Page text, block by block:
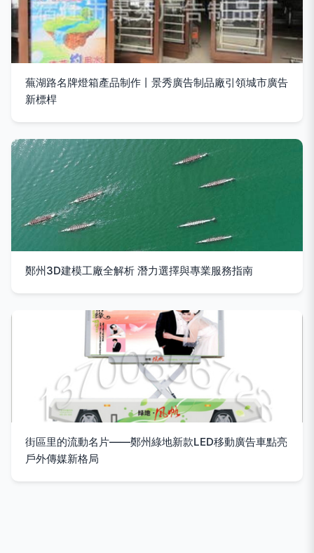
蕪湖路名牌燈箱產品制作丨景秀廣告制品廠引領城市廣告
新標桿
鄭州3D建模工廠全解析 潛力選擇與專業服務指南
街區里的流動名片——鄭州綠地新款LED移動廣告車點亮
戶外傳媒新格局